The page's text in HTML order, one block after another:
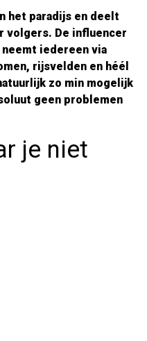
het paradijs en deelt
volgers. De influencer
iedereen via
rijsvelden en héél
zo min mogelijk
geen problemen
je niet